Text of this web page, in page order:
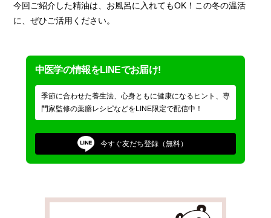
今回ご紹介した精油は、お風呂に入れてもOK！この冬の温活
に、ぜひご活用ください。
中医学の情報をLINEでお届け!
季節に合わせた養生法、心身ともに健康になるヒント、専
門家監修の薬膳レシピなどをLINE限定で配信中！
今すぐ友だち登録（無料）